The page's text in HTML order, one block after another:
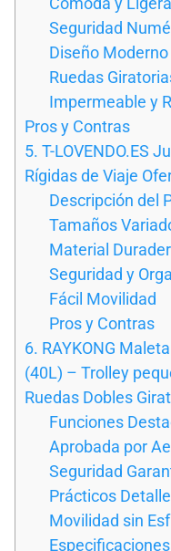
Seguridad
Diseño
Ruedas
Impermeable y
Pros y Contras
5. T-LOVENDO.ES
Rígidas de Viaje
Descripción del
Tamaños
Material
Seguridad y
Fácil Movilidad
Pros y Contras
6. RAYKONG
(40L) – Trolley
Ruedas Dobles
Funciones
Aprobada por
Seguridad
Prácticos
Movilidad sin
Especificaciones